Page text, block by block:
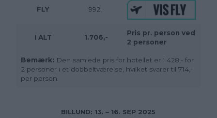
FLY 992,-
I ALT 1.706,-
Pris pr. person ved
2 personer
Bemærk: Den samlede pris for hotellet er 1.428,- for
2 personer i et dobbeltværelse, hvilket svarer til 714,-
per person.
BILLUND: 13. – 16. SEP 2025